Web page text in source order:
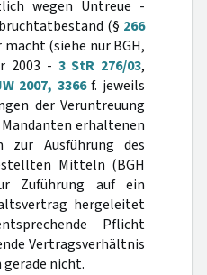
wegen Untreue -
(§ 266
macht (siehe nur BGH,
2003 - 3 StR 276/03,
2007, 3366f. jeweils
der Veruntreuung
erhaltenen
zur Ausführung des
Mitteln (BGH
Zuführung auf ein
hergeleitet
Pflicht
Vertragsverhältnis
gerade nicht.